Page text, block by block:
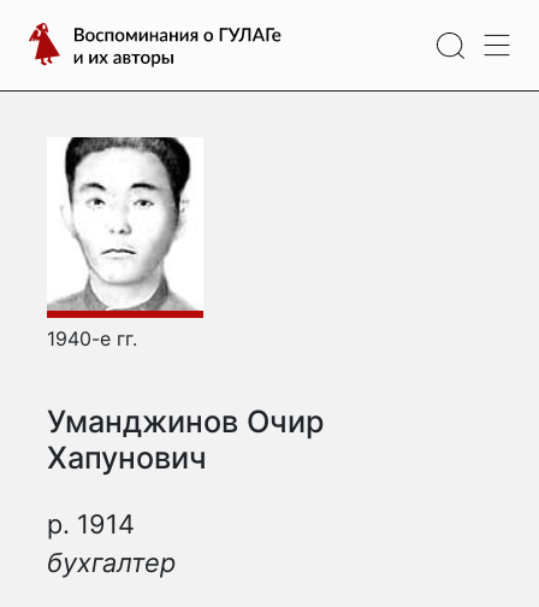
содержимому
Воспоминания
о
ГУЛАГе
авторы
Уманджинов Очир
Хапунович
р. 1914
бухгалтер
1940-е гг.